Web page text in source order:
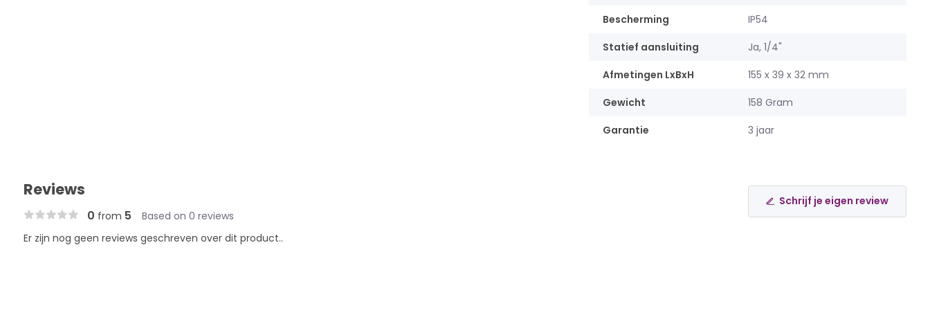
Bescherming
IP54
Statief aansluiting
Ja, 1/4"
Afmetingen LxBxH
155 x 39 x 32 mm
Gewicht
158 Gram
Garantie
3 jaar
Reviews
0 from 5 Based on 0 reviews
Schrijf je eigen review
Er zijn nog geen reviews geschreven over dit product..